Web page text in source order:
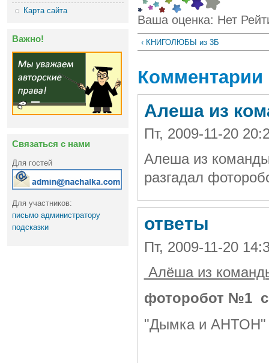
Карта сайта
Важно!
Связаться с нами
Для гостей
Для участников:
письмо администратору
подсказки
Ваша оценка: Нет
‹ КНИГОЛЮБЫ из 3Б
Комментарии
Алеша из
Пт, 2009-11-20
Алеша из
разгадал
ответы
Пт, 2009-11-20
Алёша из
фоторобот №1
"Дымка и АНТОН"